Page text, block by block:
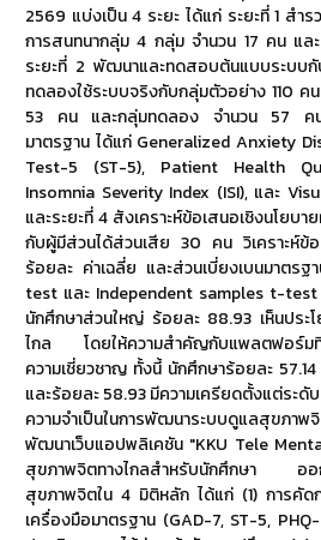
2569 แบ่งเป็น 4 ระยะ ได้แก่ ระยะที่ 1 สำ
การสนทนากลุ่ม 4 กลุ่ม จำนวน 17 คน แ
ระยะที่ 2 พัฒนาและทดสอบต้นแบบระบบ
ทดลองใช้ระบบจริงกับกลุ่มตัวอย่าง 110 ค
53 คน และกลุ่มทดลอง จำนวน 57 คน
มาตรฐาน ได้แก่ Generalized Anxiety
Test-5 (ST-5), Patient Health
Insomnia Severity Index (ISI), และ
และระยะที่ 4 สังเคราะห์ข้อเสนอเชิงนโยบ
กับผู้มีส่วนได้ส่วนเสีย 30 คน วิเคราะห์
ร้อยละ ค่าเฉลี่ย และส่วนเบี่ยงเบนมาตร
test และ Independent samples t-test
นักศึกษาส่วนใหญ่ ร้อยละ 88.93 เห็นประ
ไกล โดยให้ความสำคัญกับแพลตฟอร์มที่ใ
ความเชี่ยวชาญ ทั้งนี้ นักศึกษาร้อยละ 57.14
และร้อยละ 58.93 มีความเครียดตั้งแต่ระดั
ความจำเป็นในการพัฒนาระบบดูแลสุขภาพ
พัฒนาเว็บแอปพลิเคชัน "KKU Tele
สุขภาพจิตทางไกลสำหรับนักศึกษา ออ
สุขภาพจิตใน 4 มิติหลัก ได้แก่ (1) การคัด
เครื่องมือมาตรฐาน (GAD-7, ST-5,